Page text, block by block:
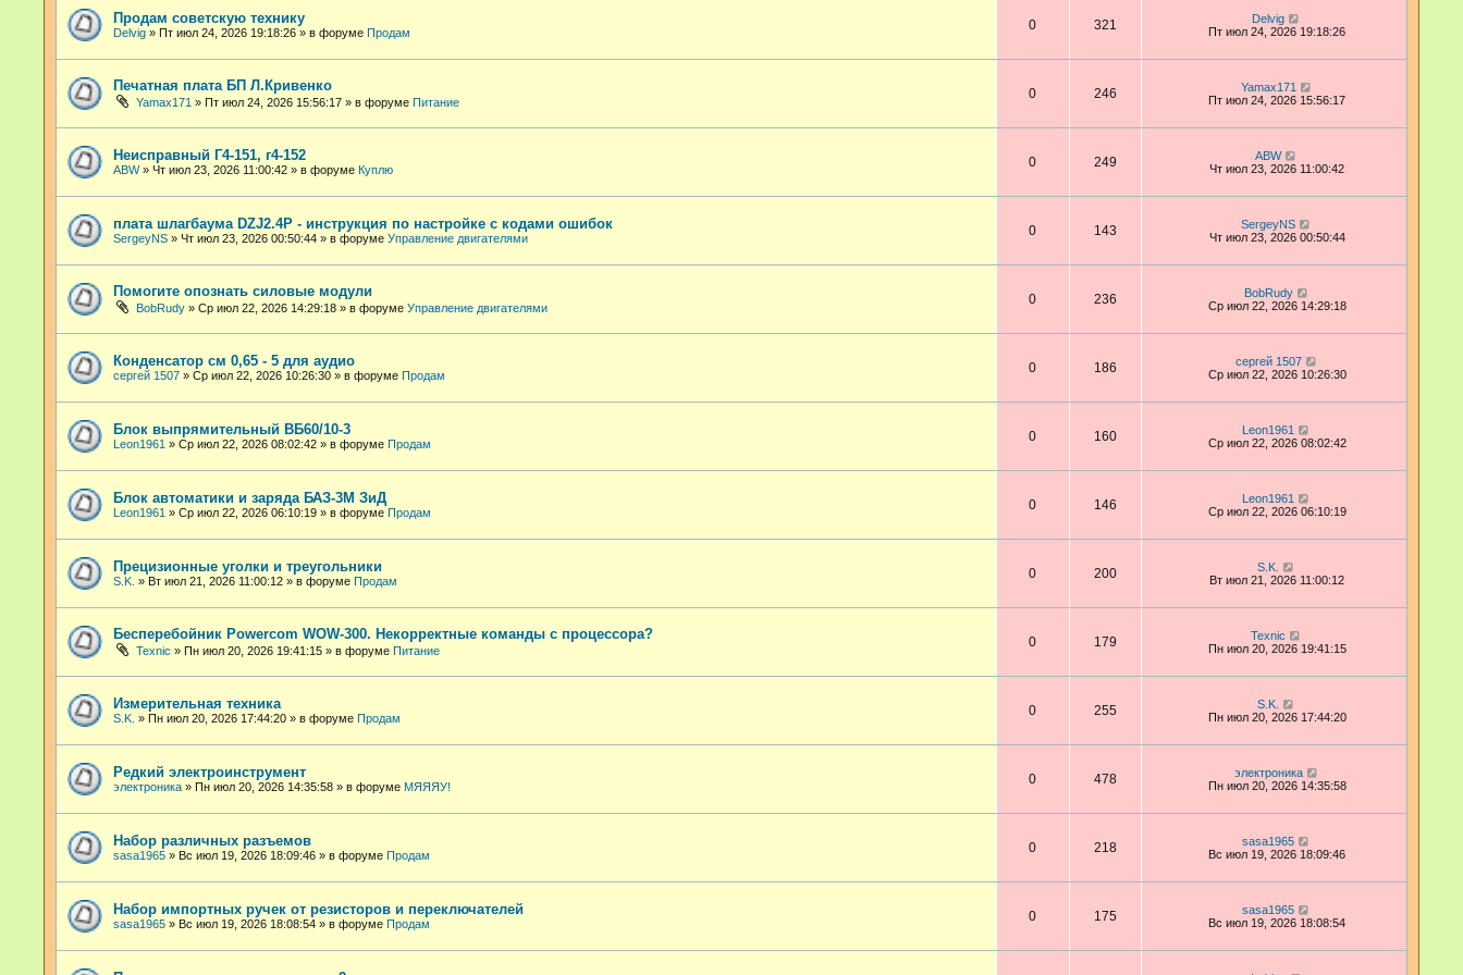
Продам советскую технику
Delvig » Пт июл 24, 2026 19:18:26 » в форуме Продам
0 321
Delvig
Пт июл 24, 2026 19:18:26
Печатная плата БП Л.Кривенко
Yamax171 » Пт июл 24, 2026 15:56:17 » в форуме Питание
0 246
Yamax171
Пт июл 24, 2026 15:56:17
Неисправный Г4-151, г4-152
ABW» Чт июл 23, 2026 11:00:42 » в форуме Куплю
0 249
ABW
Чт июл 23, 2026 11:00:42
плата шлагбаума DZJ2.4P - инструкция по настройке с кодами ошибок
SergeyNS » Чт июл 23, 2026 00:50:44 » в форуме Управление двигателями
0 143
SergeyNS
Чт июл 23, 2026 00:50:44
Помогите опознать силовые модули
BobRudy » Ср июл 22, 2026 14:29:18 » в форуме Управление двигателями
0 236
BobRudy
Ср июл 22, 2026 14:29:18
Конденсатор см 0,65 - 5 для аудио
сергей 1507 » Ср июл 22, 2026 10:26:30 » в форуме Продам
0 186
сергей 1507
Ср июл 22, 2026 10:26:30
Блок выпрямительный ВБ60/10-3
Leon1961 » Ср июл 22, 2026 08:02:42 » в форуме Продам
0 160
Leon1961
Ср июл 22, 2026 08:02:42
Блок автоматики и заряда БАЗ-3М ЗиД
Leon1961 » Ср июл 22, 2026 06:10:19 » в форуме Продам
0 146
Leon1961
Ср июл 22, 2026 06:10:19
Прецизионные уголки и треугольники
S.K. » Вт июл 21, 2026 11:00:12 » в форуме Продам
0 200
S.K.
Вт июл 21, 2026 11:00:12
Бесперебойник Powercom WOW-300. Некорректные команды с процессора?
Техnic » Пн июл 20, 2026 19:41:15 » в форуме Питание
0 179
Техnic
Пн июл 20, 2026 19:41:15
Измерительная техника
S.K. » Пн июл 20, 2026 17:44:20 » в форуме Продам
0 255
S.K.
Пн июл 20, 2026 17:44:20
Редкий электроинструмент
электроника » Пн июл 20, 2026 14:35:58 » в форуме МЯЯЯУ!
0 478
электроника
Пн июл 20, 2026 14:35:58
Набор различных разъемов
sasa1965 » Вс июл 19, 2026 18:09:46 » в форуме Продам
0 218
sasa1965
Вс июл 19, 2026 18:09:46
Набор импортных ручек от резисторов и переключателей
sasa1965 » Вс июл 19, 2026 18:08:54 » в форуме Продам
0 175
sasa1965
Вс июл 19, 2026 18:08:54